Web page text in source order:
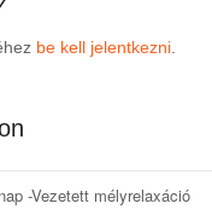
be kell jelentkezni
-Vezetett mélyrelaxáció